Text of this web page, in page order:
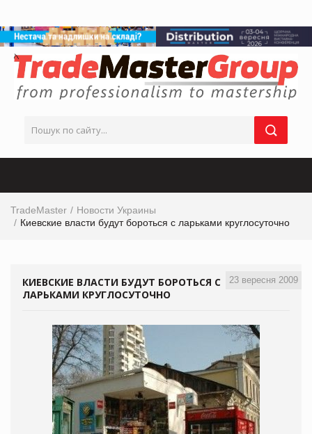
TradeMaster
Новости Украины
Киевские власти будут бороться с ларьками круглосуточно
23 вересня 2009
КИЕВСКИЕ ВЛАСТИ БУДУТ БОРОТЬСЯ С
ЛАРЬКАМИ КРУГЛОСУТОЧНО